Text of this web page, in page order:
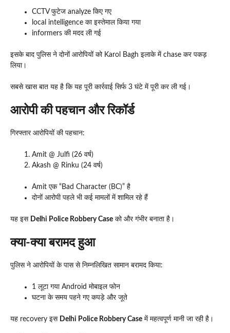
CCTV फुटेज analyze किए गए
local intelligence का इस्तेमाल किया गया
informers की मदद ली गई
इसके बाद पुलिस ने दोनों आरोपियों को Karol Bagh इलाके में chase कर पकड़
लिया।
सबसे खास बात यह है कि यह पूरी कार्रवाई सिर्फ 3 घंटे में पूरी कर ली गई।
आरोपी की पहचान और रिकॉर्ड
गिरफ्तार आरोपियों की पहचान:
Amit @ Julfi (26 वर्ष)
Akash @ Rinku (24 वर्ष)
Amit एक “Bad Character (BC)” है
दोनों आरोपी पहले भी कई मामलों में शामिल रहे हैं
यह इस Delhi Police Robbery Case को और गंभीर बनाता है।
क्या-क्या बरामद हुआ
पुलिस ने आरोपियों के पास से निम्नलिखित सामान बरामद किया:
1 लूटा गया Android मोबाइल फोन
घटना के समय पहने गए कपड़े और जूते
यह recovery इस Delhi Police Robbery Case में महत्वपूर्ण मानी जा रही है।